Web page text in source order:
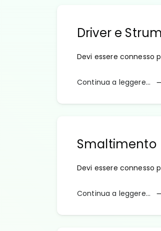
Driver e
Devi essere connesso
Continua a leggere...
Smaltimento
Devi essere connesso
Continua a leggere...